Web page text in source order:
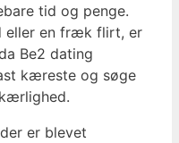
tid og penge.
eller en fræk flirt, er
Be2 dating
kæreste og søge
er blevet